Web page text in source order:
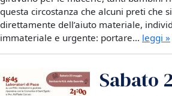
questa circostanza che alcuni preti che
direttamente dell’aiuto materiale,
immateriale e urgente: portare… leggi »
Sabato